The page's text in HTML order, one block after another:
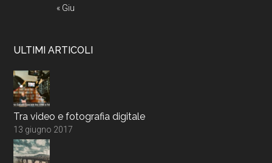
« Giu
ULTIMI ARTICOLI
Tra video e fotografia digitale
13 giugno 2017